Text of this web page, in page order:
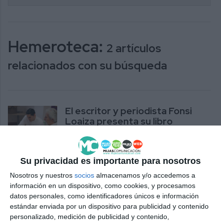
Su privacidad es importante para nosotros
Nosotros y nuestros socios almacenamos y/o accedemos a
información en un dispositivo, como cookies, y procesamos
datos personales, como identificadores únicos e información
estándar enviada por un dispositivo para publicidad y contenido
personalizado, medición de publicidad y contenido,
Hemeroteca: 2 artículos
relacionados con su búsqueda
El escritor y periodista Fonsi
Loaiza presenta su libro
España’
PARTIDOS
Fonsi Loaiza presentará este
viernes 9 en Mijas su libro
‘Oligarcas. Los dueños de
España’